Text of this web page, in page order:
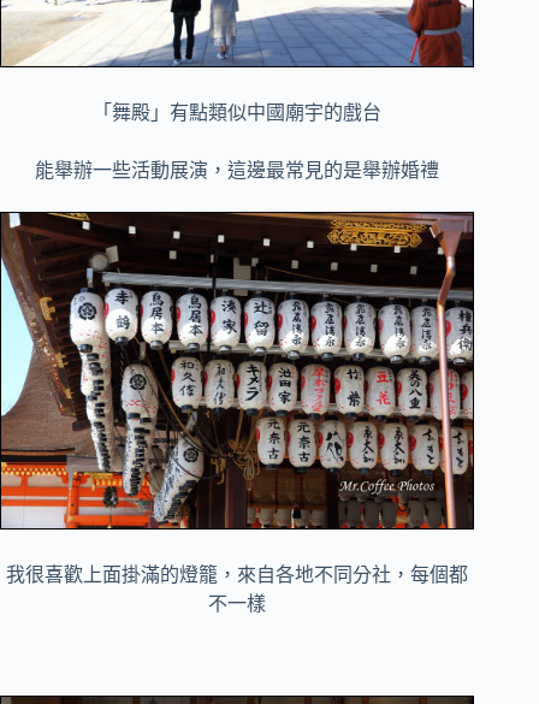
「舞殿」有點類似中國廟宇的戲台
能舉辦一些活動展演，這邊最常見的是舉辦婚禮
我很喜歡上面掛滿的燈籠，來自各地不同分社，每個都
不一樣